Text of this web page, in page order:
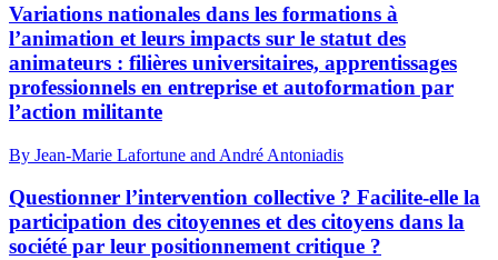
Variations nationales dans les formations à
l’animation et leurs impacts sur le statut des
animateurs : filières universitaires, apprentissages
professionnels en entreprise et autoformation par
l’action militante
By Jean-Marie Lafortune and André Antoniadis
Questionner l’intervention collective ? Facilite-elle la
participation des citoyennes et des citoyens dans la
société par leur positionnement critique ?